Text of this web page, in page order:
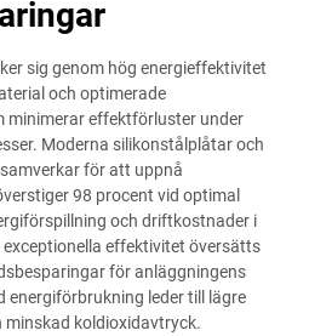
sig genom hög energieffektivitet
och optimerade
minimerar effektförluster under
Moderna silikonstålplåtar och
för att uppnå
98 procent vid optimal
och driftkostnader i
effektivitet översätts
för anläggningens
energiförbrukning leder till lägre
minskad koldioxidavtryck.